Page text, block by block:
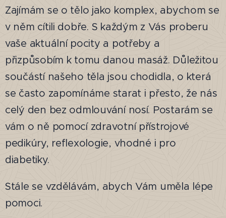
Zajímám se o tělo jako komplex, abychom se
v něm cítili dobře. S každým z Vás proberu
vaše aktuální pocity a potřeby a
přizpůsobím k tomu danou masáž. Důležitou
součástí našeho těla jsou chodidla, o která
se často zapomínáme starat i přesto, že nás
celý den bez odmlouvání nosí. Postarám se
vám o ně pomocí zdravotní přístrojové
pedikúry, reflexologie, vhodné i pro
diabetiky.
Stále se vzdělávám, abych Vám uměla lépe
pomoci.